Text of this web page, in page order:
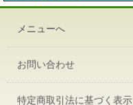
メニューへ
お問い合わせ
特定商取引法に基づく表示